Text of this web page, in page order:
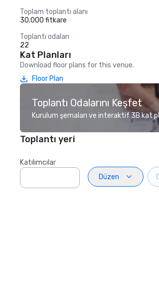
Toplam toplantı alanı
30.000 fitkare
Toplantı odaları
22
Kat Planları
Download floor plans for this venue.
Floor Plan
Toplantı Odalarını Keşfet
Kurulum şemaları ve interaktif 3B kat
Toplantı yeri
Katılımcılar
Düzen